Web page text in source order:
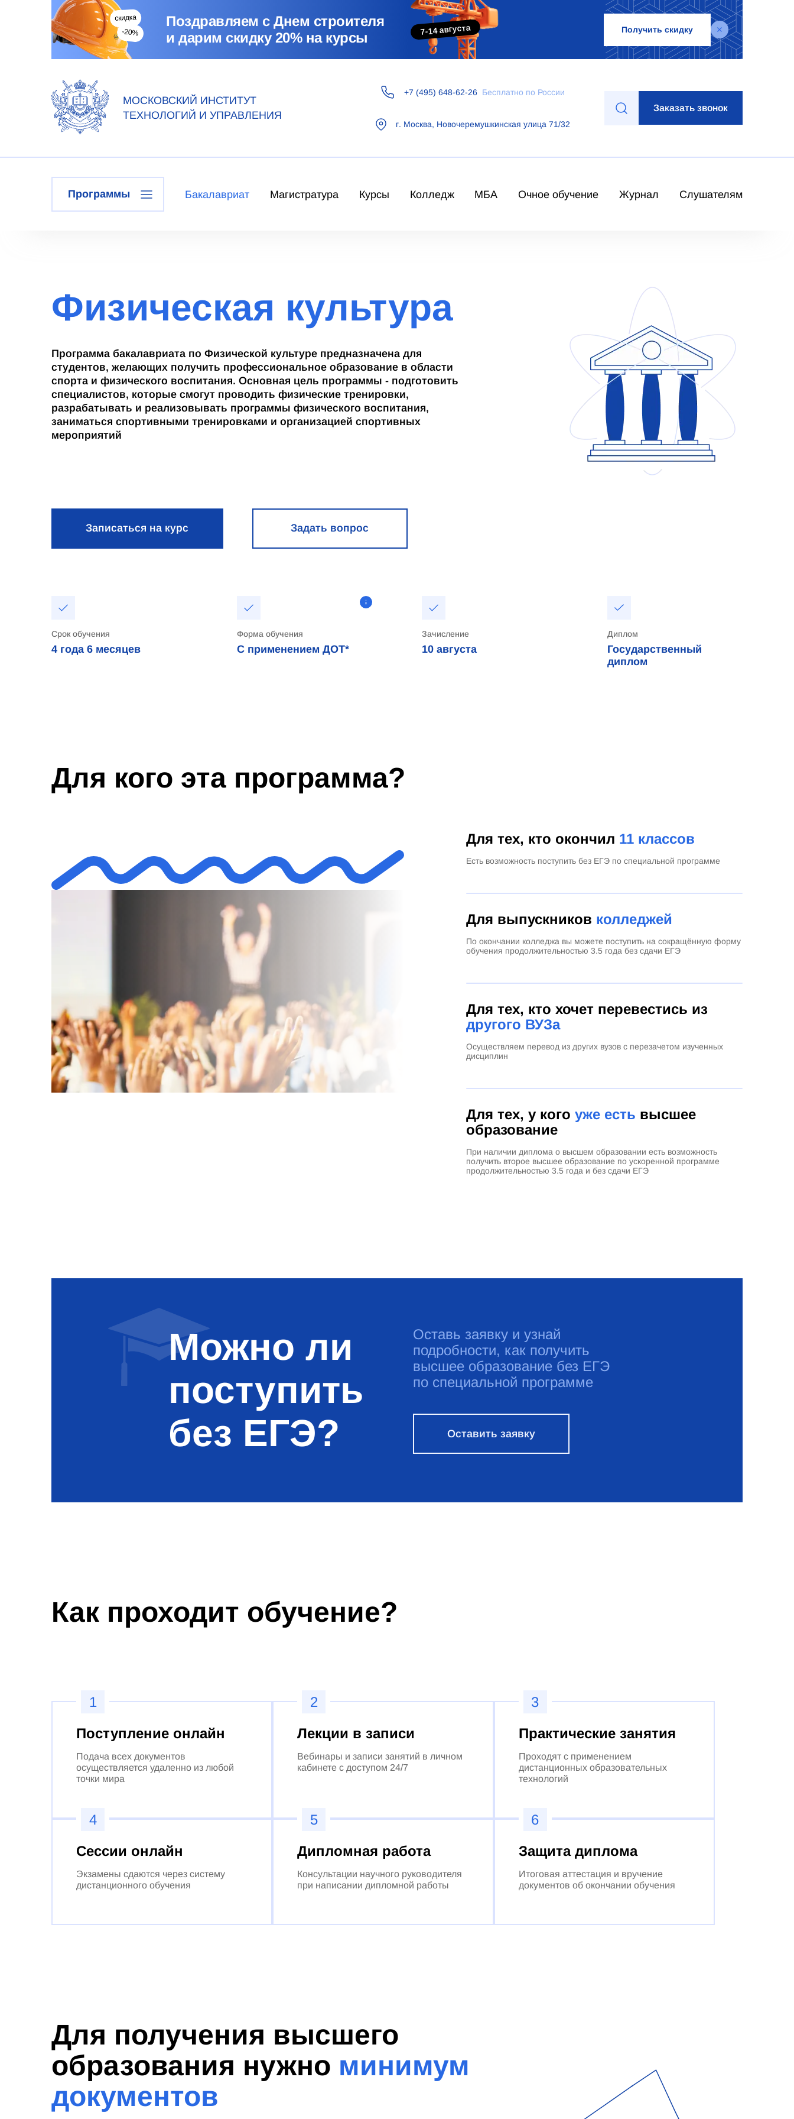
Поздравляем с Днем строителя
и дарим скидку 20% на курсы
7-14 августа Получить скидку
МОСКОВСКИЙ ИНСТИТУТ
ТЕХНОЛОГИЙ И УПРАВЛЕНИЯ
+7 (495) 648-62-26 Бесплатно по России
г. Москва, Новочеремушкинская улица 71/32
Заказать звонок
Программы Бакалавриат Магистратура Курсы Колледж МБА Очное обучение Журнал Слушателям
Физическая культура
Программа бакалавриата по Физической культуре предназначена для
студентов, желающих получить профессиональное образование в области
спорта и физического воспитания. Основная цель программы - подготовить
специалистов, которые смогут проводить физические тренировки,
разрабатывать и реализовывать программы физического воспитания,
заниматься спортивными тренировками и организацией спортивных
мероприятий
Записаться на курс Задать вопрос
Срок обучения
4 года 6 месяцев
Форма обучения
С применением ДОТ*
Зачисление
10 августа
Диплом
Государственный
диплом
Для кого эта программа?
Для тех, кто окончил 11 классов
Есть возможность поступить без ЕГЭ по специальной программе
Для выпускников колледжей
По окончании колледжа вы можете поступить на сокращённую форму
обучения продолжительностью 3.5 года без сдачи ЕГЭ
Для тех, кто хочет перевестись из
другого ВУЗа
Осуществляем перевод из других вузов с перезачетом изученных
дисциплин
Для тех, у кого уже есть высшее
образование
При наличии диплома о высшем образовании есть возможность
получить второе высшее образование по ускоренной программе
продолжительностью 3.5 года и без сдачи ЕГЭ
Можно ли
поступить
без ЕГЭ?
Оставь заявку и узнай
подробности, как получить
высшее образование без ЕГЭ
по специальной программе
Оставить заявку
Как проходит обучение?
1
Поступление онлайн
Подача всех документов
осуществляется удаленно из любой
точки мира
2
Лекции в записи
Вебинары и записи занятий в личном
кабинете с доступом 24/7
3
Практические занятия
Проходят с применением
дистанционных образовательных
технологий
4
Сессии онлайн
Экзамены сдаются через систему
дистанционного обучения
5
Дипломная работа
Консультации научного руководителя
при написании дипломной работы
6
Защита диплома
Итоговая аттестация и вручение
документов об окончании обучения
Для получения высшего
образования нужно минимум
документов